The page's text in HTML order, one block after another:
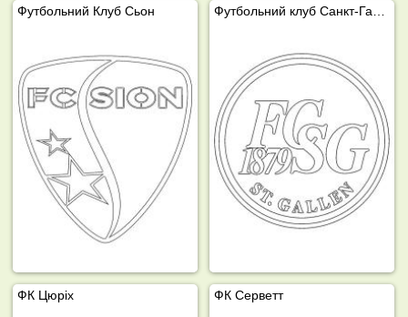
Футбольний Клуб Сьон Футбольний клуб Санкт-Галлен
ФК Цюріх ФК Серветт